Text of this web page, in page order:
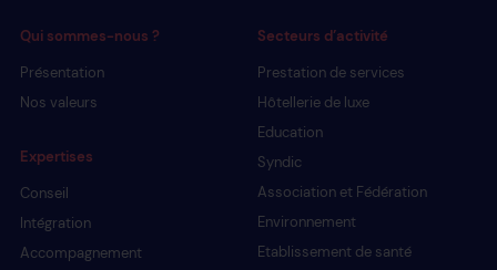
Qui sommes-nous ?
Présentation
Nos valeurs
Expertises
Conseil
Intégration
Accompagnement
Secteurs d’activité
Prestation de services
Hôtellerie de luxe
Education
Syndic
Association et Fédération
Environnement
Etablissement de santé